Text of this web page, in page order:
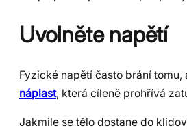
Uvolněte napětí
Fyzické napětí často brání
náplast, která cíleně prohřívá
Jakmile se tělo dostane do